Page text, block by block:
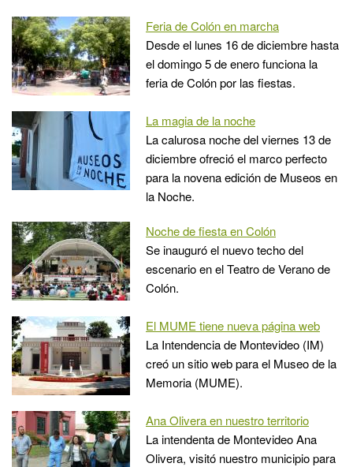
Feria de Colón en marcha
Desde el lunes 16 de diciembre hasta
el domingo 5 de enero funciona la
feria de Colón por las fiestas.
La magia de la noche
La calurosa noche del viernes 13 de
diciembre ofreció el marco perfecto
para la novena edición de Museos en
la Noche.
Noche de fiesta en Colón
Se inauguró el nuevo techo del
escenario en el Teatro de Verano de
Colón.
El MUME tiene nueva página web
La Intendencia de Montevideo (IM)
creó un sitio web para el Museo de la
Memoria (MUME).
Ana Olivera en nuestro territorio
La intendenta de Montevideo Ana
Olivera, visitó nuestro municipio para